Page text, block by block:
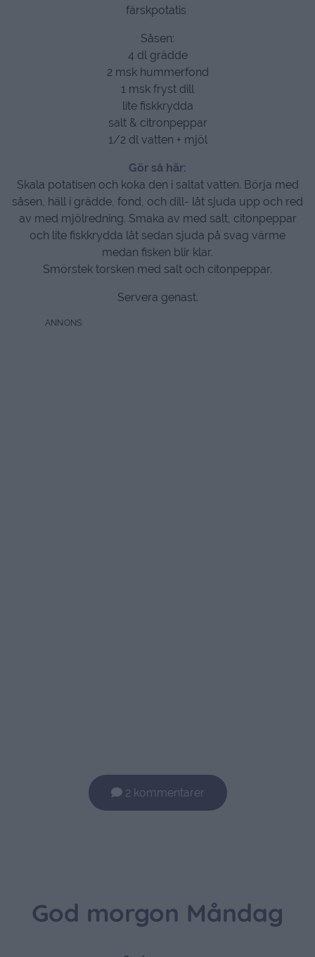
färskpotatis
Såsen:
4 dl grädde
2 msk hummerfond
1 msk fryst dill
lite fiskkrydda
salt & citronpeppar
1/2 dl vatten + mjöl
Gör så här:
Skala potatisen och koka den i saltat vatten. Börja med
såsen, häll i grädde, fond, och dill- låt sjuda upp och red
av med mjölredning. Smaka av med salt, citonpeppar
och lite fiskkrydda låt sedan sjuda på svag värme
medan fisken blir klar.
Smörstek torsken med salt och citonpeppar.
Servera genast.
2 kommentarer
God morgon Måndag